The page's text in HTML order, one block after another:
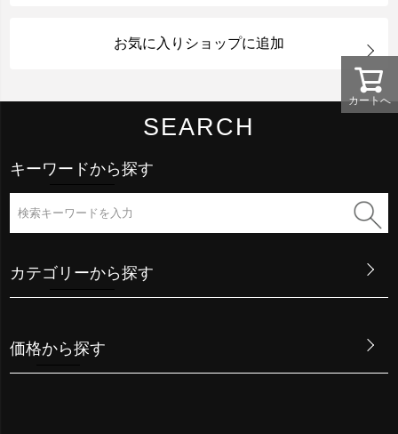
カートへ
お気に入りショップに追加
SEARCH
キーワードから探す
カテゴリーから探す
価格から探す